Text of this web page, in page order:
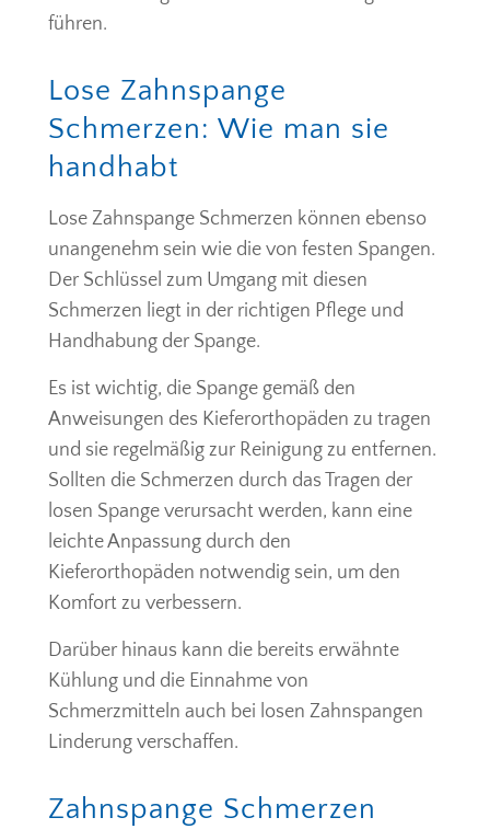
führen.
Lose Zahnspange
Schmerzen: Wie man sie
handhabt
Lose Zahnspange Schmerzen können ebenso
unangenehm sein wie die von festen Spangen.
Der Schlüssel zum Umgang mit diesen
Schmerzen liegt in der richtigen Pflege und
Handhabung der Spange.
Es ist wichtig, die Spange gemäß den
Anweisungen des Kieferorthopäden zu tragen
und sie regelmäßig zur Reinigung zu entfernen.
Sollten die Schmerzen durch das Tragen der
losen Spange verursacht werden, kann eine
leichte Anpassung durch den
Kieferorthopäden notwendig sein, um den
Komfort zu verbessern.
Darüber hinaus kann die bereits erwähnte
Kühlung und die Einnahme von
Schmerzmitteln auch bei losen Zahnspangen
Linderung verschaffen.
Zahnspange Schmerzen